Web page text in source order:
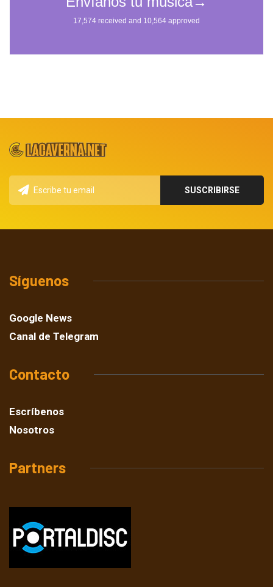
Síguenos
Google News
Canal de Telegram
Contacto
Escríbenos
Nosotros
Partners